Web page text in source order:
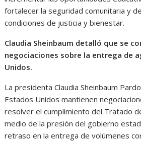
fortalecer la seguridad comunitaria y
condiciones de justicia y bienestar.
Claudia Sheinbaum detalló que se
negociaciones sobre la entrega de
Unidos.
La presidenta Claudia Sheinbaum
Estados Unidos mantienen
resolver el cumplimiento del Tratado
medio de la presión del gobierno
retraso en la entrega de volúmenes